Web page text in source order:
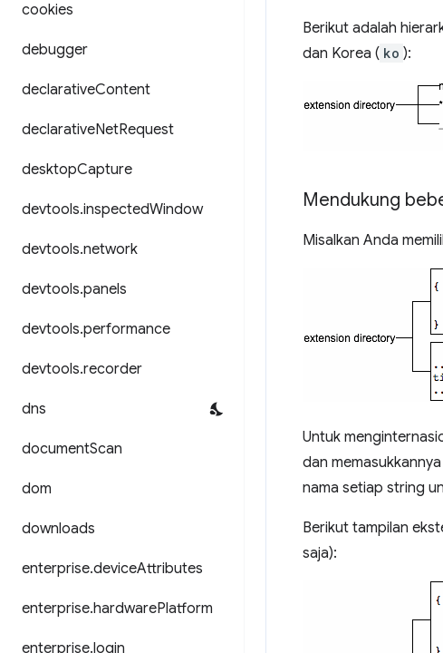
cookies
debugger
declarativeContent
declarativeNetRequest
desktopCapture
devtools.inspectedWindow
devtools.network
devtools.panels
devtools.performance
devtools.recorder
dns
documentScan
dom
downloads
enterprise.deviceAttributes
enterprise.hardwarePlatform
enterprise.login
Berikut adalah
dan Korea ( ko ):
Mendukung
Misalkan Anda
Untuk
dan
nama setiap string
Berikut tampilan
saja):